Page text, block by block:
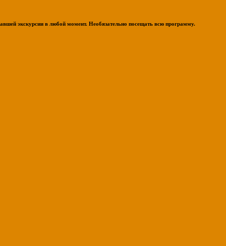
экскурсии в любой момент. Необязательно посещать всю программу.